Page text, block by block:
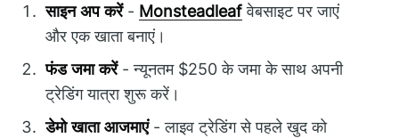
साइन अप करें- Monsteadleafवेबसाइट पर जाएं
और एक खाता बनाएं।
फंड जमा करें- न्यूनतम $250 के जमा के साथ अपनी
ट्रेडिंग यात्रा शुरू करें।
डेमो खाता आजमाएं- लाइव ट्रेडिंग से पहले खुद को